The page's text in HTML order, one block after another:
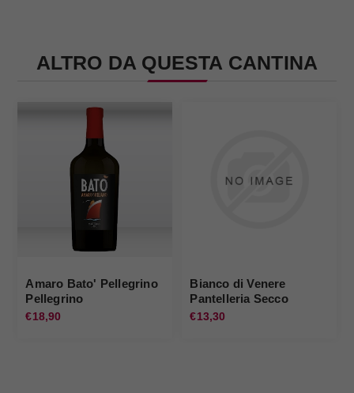
ALTRO DA QUESTA CANTINA
Amaro Bato' Pellegrino
Pellegrino
€18,90
Bianco di Venere
Pantelleria Secco
Pellegrino
€13,30